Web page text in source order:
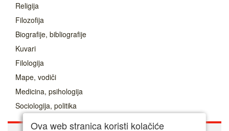
Religija
Filozofija
Biografije, bibliografije
Kuvari
Filologija
Mape, vodiči
Medicina, psihologija
Sociologija, politika
Ova web stranica koristi kolačiće